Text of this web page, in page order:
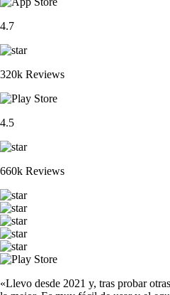
4.7
320k Reviews
4.5
660k Reviews
«Llevo desde 2021 y, tras probar